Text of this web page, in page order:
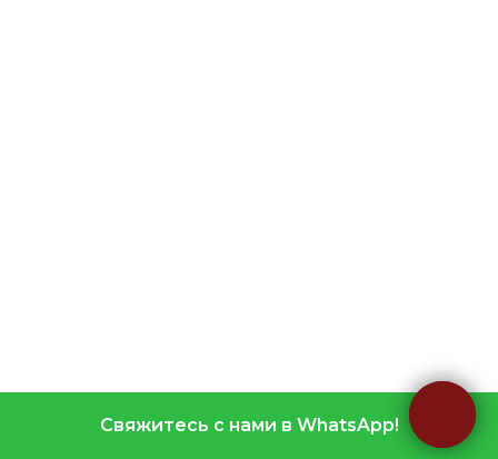
Свяжитесь с нами в WhatsApp!
Свяжитесь с нами в WhatsApp!